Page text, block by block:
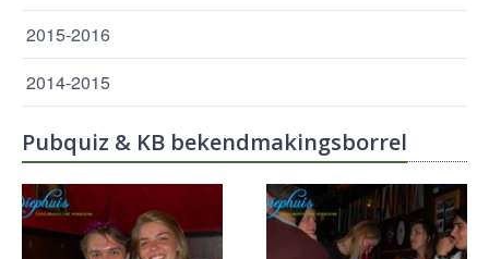
2015-2016
2014-2015
Pubquiz & KB bekendmakingsborrel